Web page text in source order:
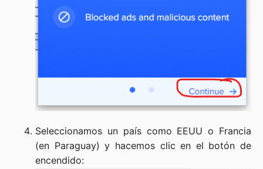
Seleccionamos un país como EEUU o Francia
(en Paraguay) y hacemos clic en el botón de
encendido: